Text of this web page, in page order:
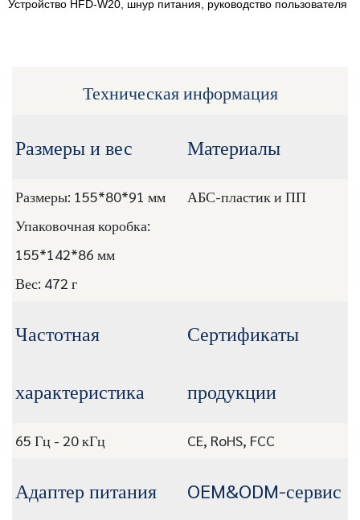
Устройство HFD-W20, шнур питания, руководство пользователя
Техническая информация
Размеры и вес Материалы
Размеры: 155*80*91 мм
Упаковочная коробка:
155*142*86 мм
Вес: 472 г
АБС-пластик и ПП
Частотная
характеристика
Сертификаты
продукции
65 Гц - 20 кГц CE, RoHS, FCC
Адаптер питания OEM&ODM-сервис